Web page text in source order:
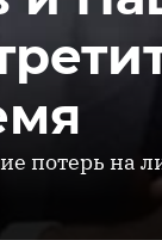
потерь на